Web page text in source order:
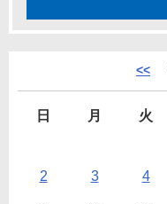
<<
日 月 火
2 3 4